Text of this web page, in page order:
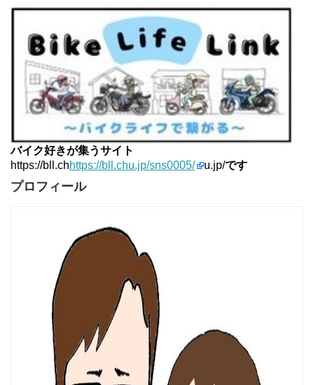
バイク好きが集うサイト
https://bll.chhttps://bll.chu.jp/sns0005/ u.jp/です
プロフィール